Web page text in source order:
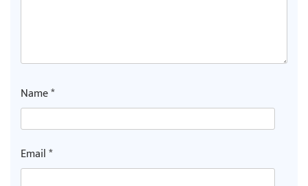
सार्वजनिक
Name*
Email*